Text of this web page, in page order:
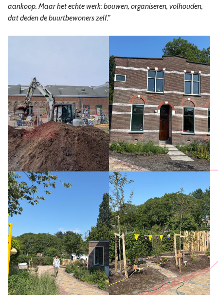
aankoop. Maar het echte werk: bouwen, organiseren, volhouden,
dat deden de buurtbewoners zelf.”